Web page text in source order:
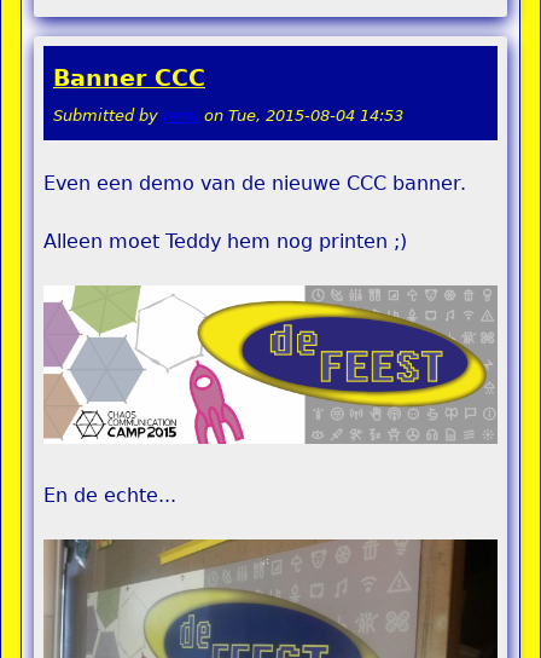
Banner CCC
Submitted by remi on Tue, 2015-08-04 14:53
Even een demo van de nieuwe CCC banner.
Alleen moet Teddy hem nog printen ;)
En de echte...